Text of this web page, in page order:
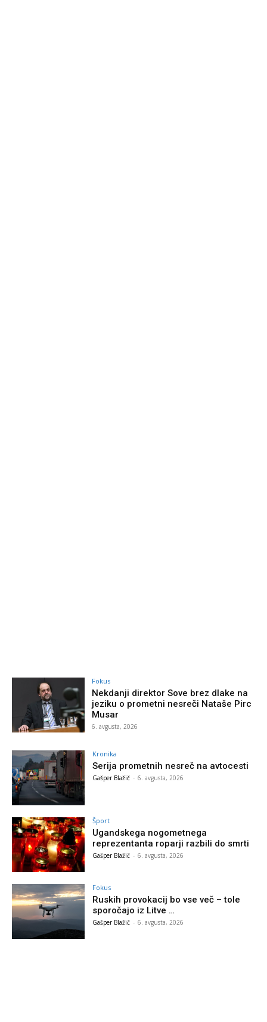
Fokus
Nekdanji direktor Sove brez dlake na
jeziku o prometni nesreči Nataše Pirc
Musar
6. avgusta, 2026
Kronika
Serija prometnih nesreč na avtocesti
Gašper Blažič - 6. avgusta, 2026
Šport
Ugandskega nogometnega
reprezentanta roparji razbili do smrti
Gašper Blažič - 6. avgusta, 2026
Fokus
Ruskih provokacij bo vse več – tole
sporočajo iz Litve …
Gašper Blažič - 6. avgusta, 2026